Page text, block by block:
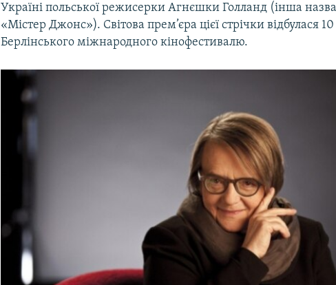
Україні польської режисерки Агнєшки Голланд (інша
«Містер Джонс»). Світова прем’єра цієї стрічки відбулася
Берлінського міжнародного кінофестивалю.